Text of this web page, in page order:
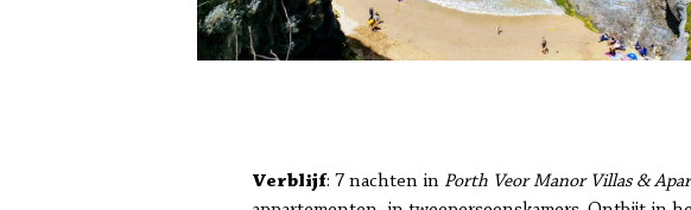
Verblijf: 7 nachten in Porth Veor Manor Villas &